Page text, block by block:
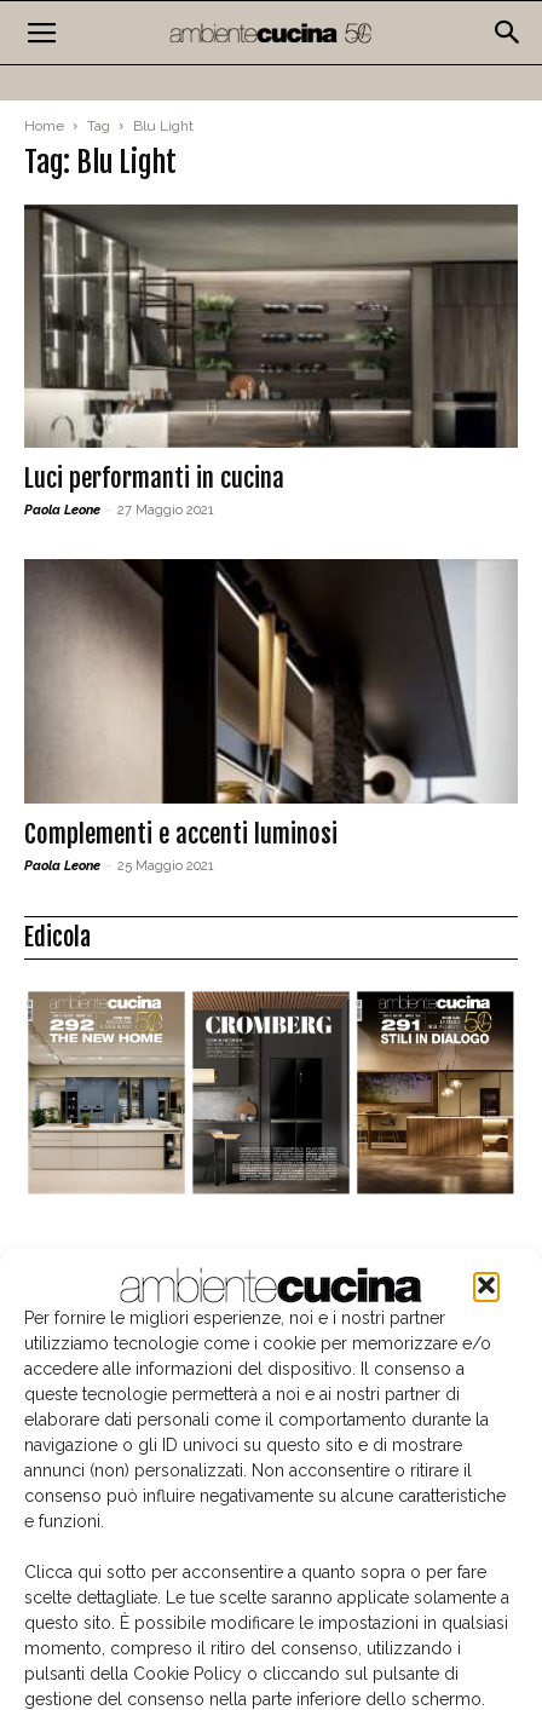
Per fornire le migliori esperienze, noi e i nostri partner
utilizziamo tecnologie come i cookie per memorizzare e/o
accedere alle informazioni del dispositivo. Il consenso a
queste tecnologie permetterà a noi e ai nostri partner di
elaborare dati personali come il comportamento durante la
navigazione o gli ID univoci su questo sito e di mostrare
annunci (non) personalizzati. Non acconsentire o ritirare il
consenso può influire negativamente su alcune caratteristiche
e funzioni.
Clicca qui sotto per acconsentire a quanto sopra o per fare
scelte dettagliate. Le tue scelte saranno applicate solamente a
questo sito. È possibile modificare le impostazioni in qualsiasi
momento, compreso il ritiro del consenso, utilizzando i
pulsanti della Cookie Policy o cliccando sul pulsante di
gestione del consenso nella parte inferiore dello schermo.
Home Tag Blu Light
Tag: Blu Light
Luci performanti in cucina
Paola Leone - 27 Maggio 2021
Complementi e accenti luminosi
Paola Leone - 25 Maggio 2021
Edicola
La biblioteca dei brand